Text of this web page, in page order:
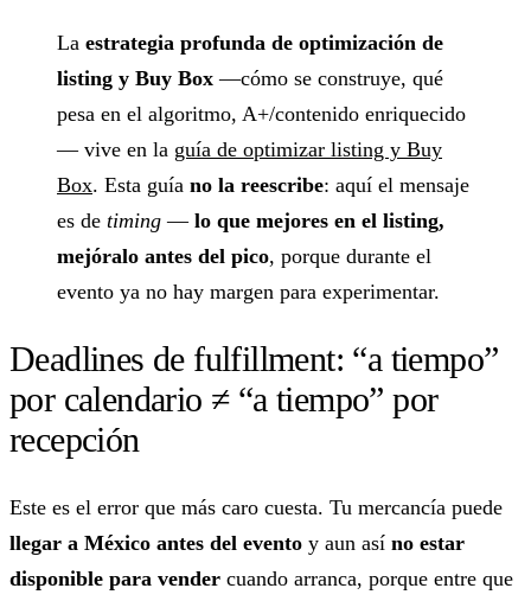
La estrategia profunda de optimización de
listing y Buy Box —cómo se construye, qué
pesa en el algoritmo, A+/contenido enriquecido
— vive en la guía de optimizar listing y Buy
Box. Esta guía no la reescribe: aquí el mensaje
es de timing — lo que mejores en el listing,
mejóralo antes del pico, porque durante el
evento ya no hay margen para experimentar.
Deadlines de fulfillment: “a tiempo”
por calendario ≠ “a tiempo” por
recepción
Este es el error que más caro cuesta. Tu mercancía puede
llegar a México antes del evento y aun así no estar
disponible para vender cuando arranca, porque entre que